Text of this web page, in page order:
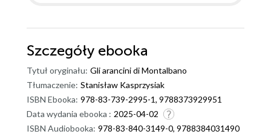
Szczegóły ebooka
Tytuł oryginału: Gli arancini di Montalbano
Tłumaczenie: Stanisław Kasprzysiak
ISBN Ebooka: 978-83-739-2995-1, 9788373929951
Data wydania ebooka : 2025-04-02
ISBN Audiobooka: 978-83-840-3149-0, 9788384031490